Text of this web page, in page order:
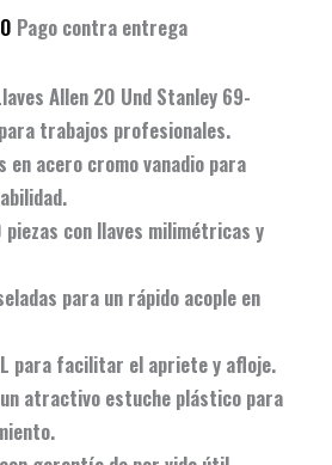
Pago contra entrega
Allen 20 Und Stanley 69-
trabajos profesionales.
en acero cromo vanadio para
piezas con llaves milimétricas y
para un rápido acople en
L para facilitar el apriete y afloje.
atractivo estuche plástico para